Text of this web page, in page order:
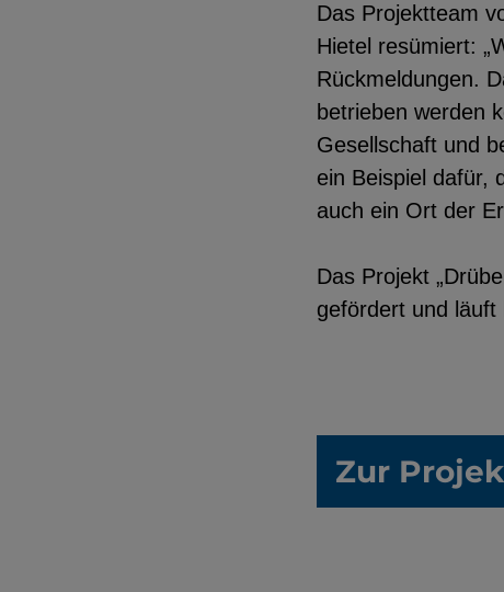
Das Projektteam
Hietel resümiert:
Rückmeldungen.
betrieben werden
Gesellschaft und
ein Beispiel dafür,
auch ein Ort der
Das Projekt
gefördert und läuft
Zur